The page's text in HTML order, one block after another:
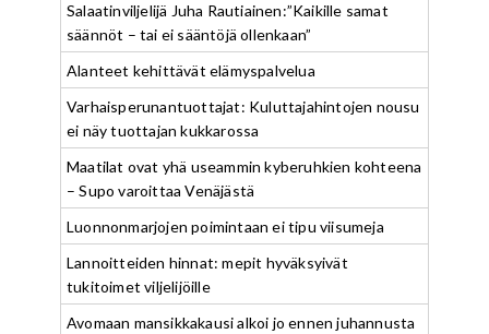
Salaatinviljelijä Juha Rautiainen:”Kaikille samat
säännöt – tai ei sääntöjä ollenkaan”
Alanteet kehittävät elämyspalvelua
Varhaisperunantuottajat: Kuluttajahintojen nousu
ei näy tuottajan kukkarossa
Maatilat ovat yhä useammin kyberuhkien kohteena
– Supo varoittaa Venäjästä
Luonnonmarjojen poimintaan ei tipu viisumeja
Lannoitteiden hinnat: mepit hyväksyivät
tukitoimet viljelijöille
Avomaan mansikkakausi alkoi jo ennen juhannusta